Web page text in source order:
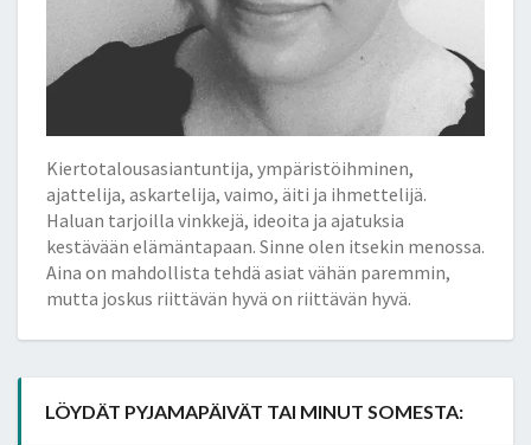
Kiertotalousasiantuntija, ympäristöihminen,
ajattelija, askartelija, vaimo, äiti ja ihmettelijä.
Haluan tarjoilla vinkkejä, ideoita ja ajatuksia
kestävään elämäntapaan. Sinne olen itsekin menossa.
Aina on mahdollista tehdä asiat vähän paremmin,
mutta joskus riittävän hyvä on riittävän hyvä.
LÖYDÄT PYJAMAPÄIVÄT TAI MINUT SOMESTA: